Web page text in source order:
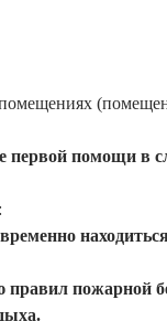
первой помощи в
пожарной